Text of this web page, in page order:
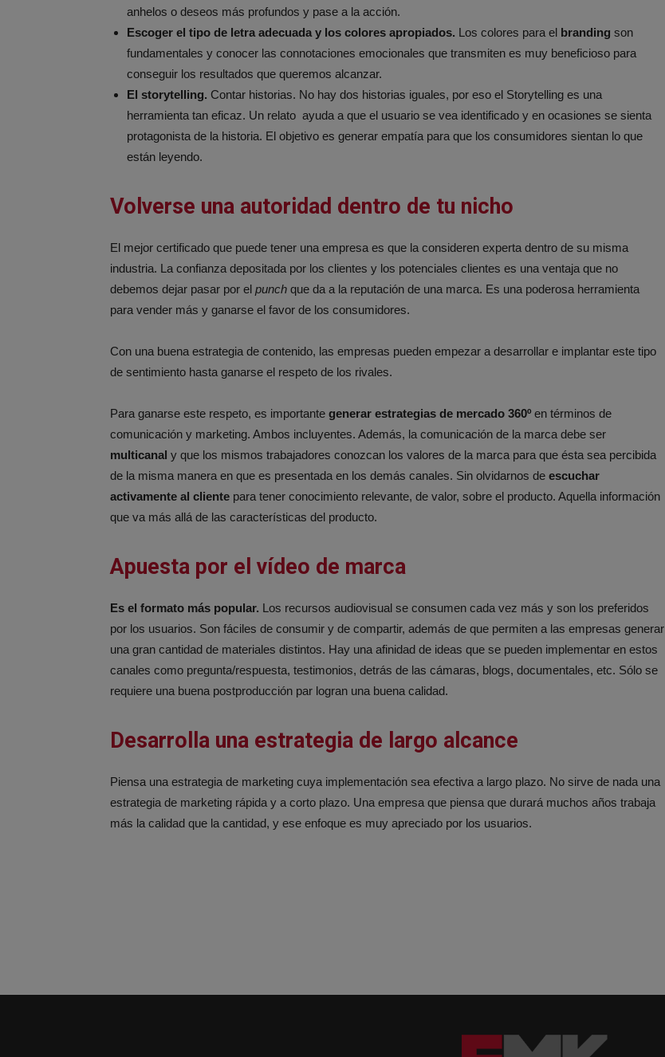
anhelos o deseos más profundos y pase a la acción.
Escoger el tipo de letra adecuada y los colores apropiados. Los colores para el branding son
fundamentales y conocer las connotaciones emocionales que transmiten es muy beneficioso para
conseguir los resultados que queremos alcanzar.
El storytelling. Contar historias. No hay dos historias iguales, por eso el Storytelling es una
herramienta tan eficaz. Un relato ayuda a que el usuario se vea identificado y en ocasiones se sienta
protagonista de la historia. El objetivo es generar empatía para que los consumidores sientan lo que
están leyendo.
Volverse una autoridad dentro de tu nicho
El mejor certificado que puede tener una empresa es que la consideren experta dentro de su misma
industria. La confianza depositada por los clientes y los potenciales clientes es una ventaja que no
debemos dejar pasar por el punch que da a la reputación de una marca. Es una poderosa herramienta
para vender más y ganarse el favor de los consumidores.
Con una buena estrategia de contenido, las empresas pueden empezar a desarrollar e implantar este tipo
de sentimiento hasta ganarse el respeto de los rivales.
Para ganarse este respeto, es importante generar estrategias de mercado 360º en términos de
comunicación y marketing. Ambos incluyentes. Además, la comunicación de la marca debe ser
multicanal y que los mismos trabajadores conozcan los valores de la marca para que ésta sea percibida
de la misma manera en que es presentada en los demás canales. Sin olvidarnos de escuchar
activamente al cliente para tener conocimiento relevante, de valor, sobre el producto. Aquella información
que va más allá de las características del producto.
Apuesta por el vídeo de marca
Es el formato más popular. Los recursos audiovisual se consumen cada vez más y son los preferidos
por los usuarios. Son fáciles de consumir y de compartir, además de que permiten a las empresas generar
una gran cantidad de materiales distintos. Hay una afinidad de ideas que se pueden implementar en estos
canales como pregunta/respuesta, testimonios, detrás de las cámaras, blogs, documentales, etc. Sólo se
requiere una buena postproducción par logran una buena calidad.
Desarrolla una estrategia de largo alcance
Piensa una estrategia de marketing cuya implementación sea efectiva a largo plazo. No sirve de nada una
estrategia de marketing rápida y a corto plazo. Una empresa que piensa que durará muchos años trabaja
más la calidad que la cantidad, y ese enfoque es muy apreciado por los usuarios.